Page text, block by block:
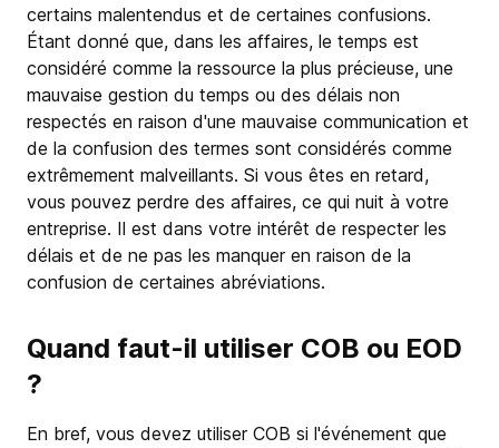
certains malentendus et de certaines confusions.
Étant donné que, dans les affaires, le temps est
considéré comme la ressource la plus précieuse, une
mauvaise gestion du temps ou des délais non
respectés en raison d'une mauvaise communication et
de la confusion des termes sont considérés comme
extrêmement malveillants. Si vous êtes en retard,
vous pouvez perdre des affaires, ce qui nuit à votre
entreprise. Il est dans votre intérêt de respecter les
délais et de ne pas les manquer en raison de la
confusion de certaines abréviations.
Quand faut-il utiliser COB ou EOD
?
En bref, vous devez utiliser COB si l'événement que